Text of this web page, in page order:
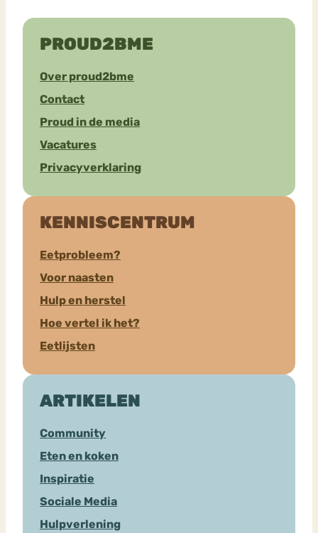
PROUD2BME
Over proud2bme
Contact
Proud in de media
Vacatures
Privacyverklaring
KENNISCENTRUM
Eetprobleem?
Voor naasten
Hulp en herstel
Hoe vertel ik het?
Eetlijsten
ARTIKELEN
Community
Eten en koken
Inspiratie
Sociale Media
Hulpverlening